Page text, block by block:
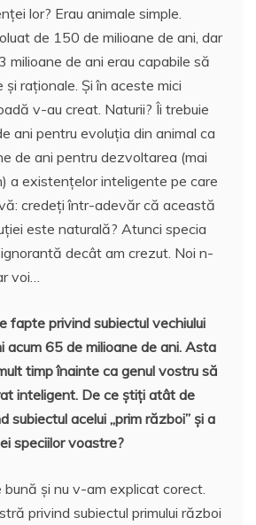
lor? Erau animale simple.
de 150 de milioane de ani, dar
milioane de ani erau capabile să
raționale. Și în aceste mici
v-au creat. Naturii? Îi trebuie
ani pentru evoluția din animal ca
de ani pentru dezvoltarea (mai
a existențelor inteligente pe care
credeți într-adevăr că această
este naturală? Atunci specia
decât am crezut. Noi n-
voi…
fapte privind subiectul vechiului
acum 65 de milioane de ani. Asta
timp înainte ca genul vostru să
inteligent. De ce știți atât de
subiectul acelui „prim război” și a
speciilor voastre?
și nu v-am explicat corect.
privind subiectul primului război